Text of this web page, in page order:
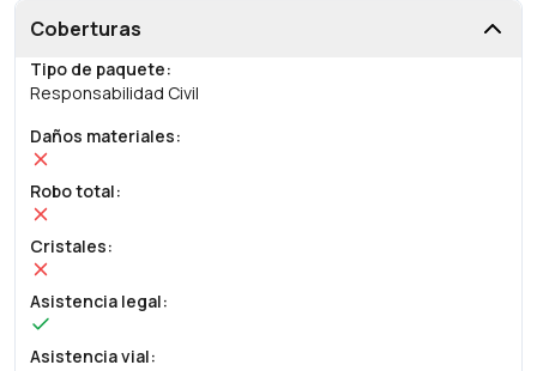
Coberturas
Tipo de paquete:
Responsabilidad Civil
Daños materiales:
Robo total:
Cristales:
Asistencia legal:
Asistencia vial: